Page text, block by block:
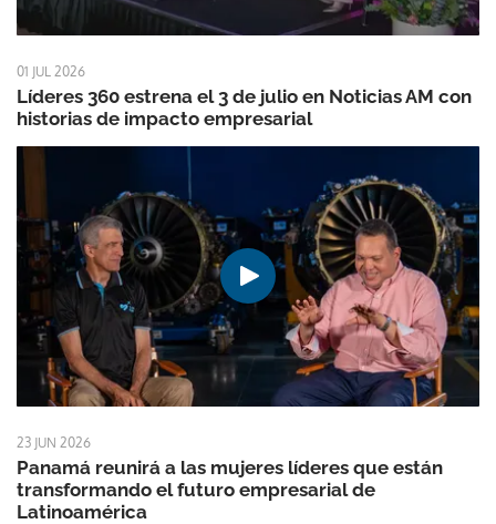
01 JUL 2026
Líderes 360 estrena el 3 de julio en Noticias AM con
historias de impacto empresarial
23 JUN 2026
Panamá reunirá a las mujeres líderes que están
transformando el futuro empresarial de
Latinoamérica